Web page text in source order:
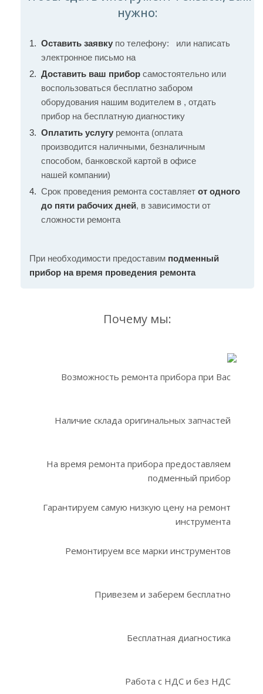
нужно:
Оставить заявку по телефону:
или написать
электронное письмо на
Доставить ваш прибор самостоятельно или
воспользоваться бесплатно забором
оборудования нашим водителем в , отдать
прибор на бесплатную диагностику
Оплатить услугу ремонта (оплата
производится наличными, безналичным
способом, банковской картой в офисе
нашей компании)
Срок проведения ремонта составляет от одного
до пяти рабочих дней, в зависимости от
сложности ремонта
При необходимости предоставим подменный
прибор на время проведения ремонта
Почему мы:
Возможность ремонта прибора при Вас
Наличие склада оригинальных запчастей
На время ремонта прибора предоставляем
подменный прибор
Гарантируем самую низкую цену на ремонт
инструмента
Ремонтируем все марки инструментов
Привезем и заберем бесплатно
Бесплатная диагностика
Работа с НДС и без НДС